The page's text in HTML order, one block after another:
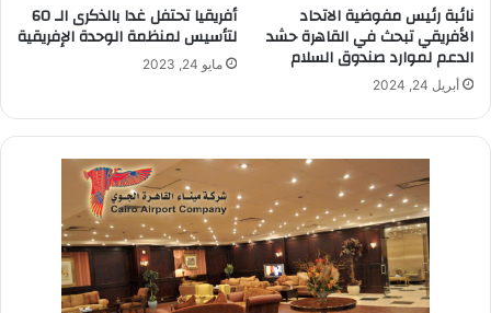
نائبة رئيس مفوضية الاتحاد
الأفريقي تبحث في القاهرة حشد
الدعم لموارد صندوق السلام
أبريل 24, 2024
أفريقيا تحتفل غدا بالذكرى الـ 60
لتأسيس لمنظمة الوحدة الإفريقية
مايو 24, 2023